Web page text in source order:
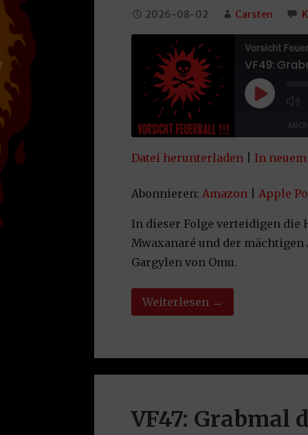
2026-08-02 Carsten
Vorsicht
Play
RSS FEED
TEILEN
LINK
EMBED
Datei herunterladen |In
Abonnieren:Amazon |Apple
In dieser Folge verteidigen die
Mwaxanaré und der mächtigen
Gargylen von Omu.
Weiterlesen →
VF47: Grabmal